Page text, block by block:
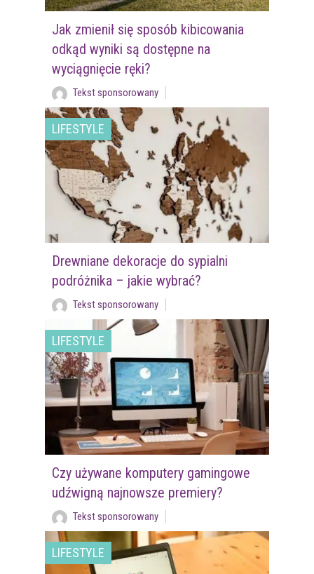
Jak zmienił się sposób kibicowania
odkąd wyniki są dostępne na
wyciągnięcie ręki?
Tekst sponsorowany
LIFESTYLE
Drewniane dekoracje do sypialni
podróżnika – jakie wybrać?
Tekst sponsorowany
LIFESTYLE
Czy używane komputery gamingowe
udźwigną najnowsze premiery?
Tekst sponsorowany
LIFESTYLE